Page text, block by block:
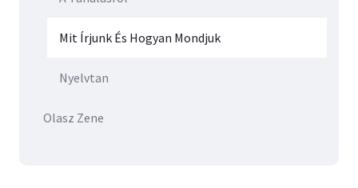
Mit Írjunk És Hogyan Mondjuk
Nyelvtan
Olasz Zene